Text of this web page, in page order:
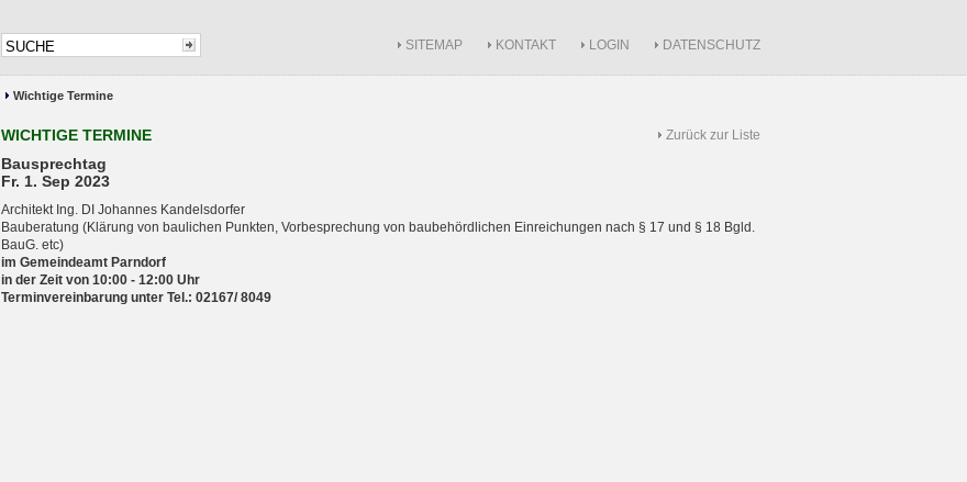
SITEMAP KONTAKT LOGIN DATENSCHUTZ
Wichtige Termine
Zurück zur Liste
WICHTIGE TERMINE
Bausprechtag
Fr. 1. Sep 2023
Architekt Ing. DI Johannes Kandelsdorfer
Bauberatung (Klärung von baulichen Punkten, Vorbesprechung von baubehördlichen Einreichungen nach § 17 und § 18 Bgld.
BauG. etc)
im Gemeindeamt Parndorf
in der Zeit von 10:00 - 12:00 Uhr
Terminvereinbarung unter Tel.: 02167/ 8049